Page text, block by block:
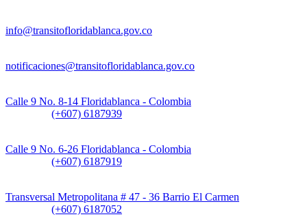
info@transitofloridablanca.gov.co
notificaciones@transitofloridablanca.gov.co
Calle 9 No. 8-14 Floridablanca - Colombia
(+607) 6187939
Calle 9 No. 6-26 Floridablanca - Colombia
(+607) 6187919
Transversal Metropolitana # 47 - 36 Barrio El Carmen
(+607) 6187052